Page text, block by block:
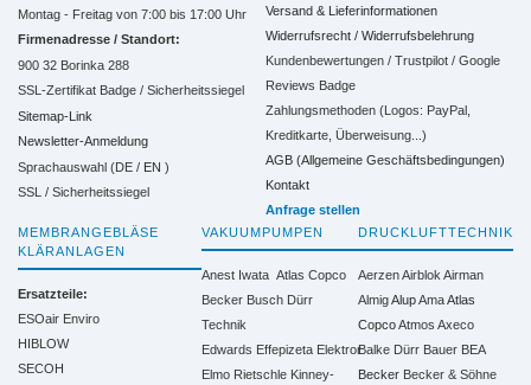
Montag - Freitag von 7:00 bis 17:00 Uhr
Firmenadresse / Standort:
900 32 Borinka 288
SSL-Zertifikat Badge / Sicherheitssiegel
Sitemap-Link
Newsletter-Anmeldung
Sprachauswahl (DE / EN )
SSL / Sicherheitssiegel
Versand & Lieferinformationen
Widerrufsrecht / Widerrufsbelehrung
Kundenbewertungen / Trustpilot / Google
Reviews Badge
Zahlungsmethoden (Logos: PayPal,
Kreditkarte, Überweisung...)
AGB (Allgemeine Geschäftsbedingungen)
Kontakt
Anfrage stellen
MEMBRANGEBLÄSE
KLÄRANLAGEN
Ersatzteile:
ESOair Enviro
HIBLOW
SECOH
VAKUUMPUMPEN
Anest Iwata Atlas Copco
Becker Busch Dürr
Technik
Edwards Effepizeta Elektror
Elmo Rietschle Kinney-
DRUCKLUFTTECHNIK
AerzenAirblok Airman
Almig Alup Ama Atlas
Copco Atmos Axeco
Balke Dürr Bauer BEA
Becker Becker & Söhne